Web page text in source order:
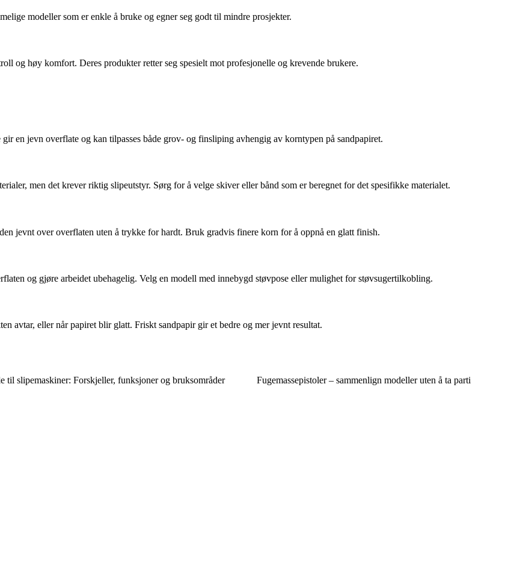
modeller som er enkle å bruke og egner seg godt til mindre prosjekter.
og høy komfort. Deres produkter retter seg spesielt mot profesjonelle og krevende brukere.
en jevn overflate og kan tilpasses både grov- og finsliping avhengig av korntypen på sandpapiret.
men det krever riktig slipeutstyr. Sørg for å velge skiver eller bånd som er beregnet for det spesifikke materialet.
jevnt over overflaten uten å trykke for hardt. Bruk gradvis finere korn for å oppnå en glatt finish.
og gjøre arbeidet ubehagelig. Velg en modell med innebygd støvpose eller mulighet for støvsugertilkobling.
avtar, eller når papiret blir glatt. Friskt sandpapir gir et bedre og mer jevnt resultat.
til slipemaskiner: Forskjeller, funksjoner og bruksområder Fugemassepistoler – sammenlign modeller uten å ta parti